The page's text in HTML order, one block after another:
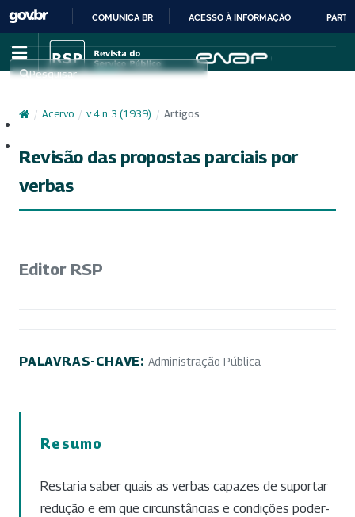
IR
PARA
CONTEÚDO
COMUNICA BR ACESSO À INFORMAÇÃO
Pesquisar
/ Acervo / v. 4 n. 3 (1939) / Artigos
Revisão das propostas parciais por
verbas
Editor RSP
PALAVRAS-CHAVE: Administração Pública
Resumo
Restaria saber quais as verbas capazes de suportar
redução e em que circunstâncias e condições poder-